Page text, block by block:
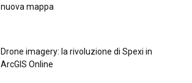
nuova mappa
Drone imagery: la rivoluzione di Spexi in
ArcGIS Online